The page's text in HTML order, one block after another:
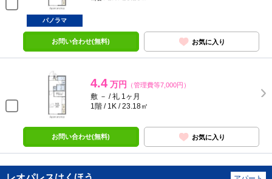
パノラマ
お問い合わせ(無料) お気に入り
4.4 万円 （管理費等7,000円）
敷 － / 礼 1ヶ月
1階 / 1K / 23.18㎡
お問い合わせ(無料) お気に入り